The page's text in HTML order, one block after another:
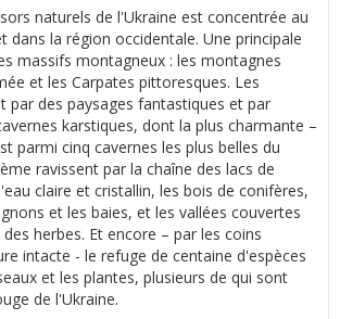
naturels de l'Ukraine est concentrée au
dans la région occidentale. Une principale
massifs montagneux : les montagnes
et les Carpates pittoresques. Les
par des paysages fantastiques et par
karstiques, dont la plus charmante –
parmi cinq cavernes les plus belles du
ravissent par la chaîne des lacs de
claire et cristallin, les bois de conifères,
et les baies, et les vallées couvertes
herbes. Et encore – par les coins
intacte - le refuge de centaine d'espèces
et les plantes, plusieurs de qui sont
de l'Ukraine.